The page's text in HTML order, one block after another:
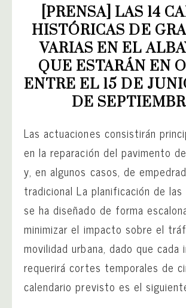
[PRENSA] LAS 14
HISTÓRICAS DE
VARIAS EN EL
QUE ESTARÁN EN
ENTRE EL 15 DE
DE
Las actuaciones consistirán
en la reparación del pavimento
y, en algunos casos, de
tradicional La planificación de
se ha diseñado de forma
minimizar el impacto sobre el
movilidad urbana, dado que cada
requerirá cortes temporales de
calendario previsto es el